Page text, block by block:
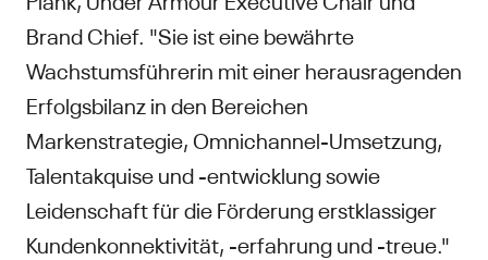
Brand Chief. "Sie ist eine bewährte
Wachstumsführerin mit einer herausragenden
Erfolgsbilanz in den Bereichen
Markenstrategie, Omnichannel-Umsetzung,
Talentakquise und -entwicklung sowie
Leidenschaft für die Förderung erstklassiger
Kundenkonnektivität, -erfahrung und -treue."